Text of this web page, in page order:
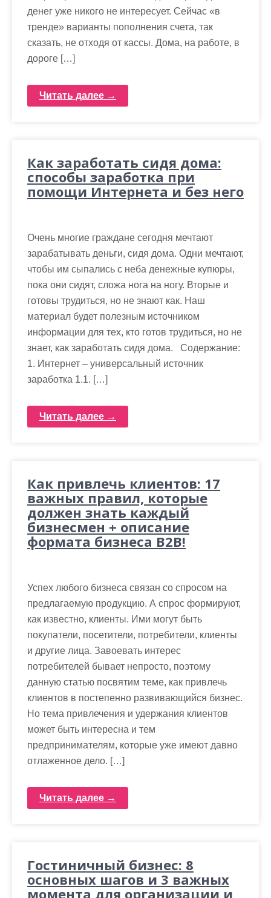
денег уже никого не интересует. Сейчас «в
тренде» варианты пополнения счета, так
сказать, не отходя от кассы. Дома, на работе, в
дороге […]
Читать далее →
Как заработать сидя дома:
способы заработка при
помощи Интернета и без него
Очень многие граждане сегодня мечтают
зарабатывать деньги, сидя дома. Одни мечтают,
чтобы им сыпались с неба денежные купюры,
пока они сидят, сложа нога на ногу. Вторые и
готовы трудиться, но не знают как. Наш
материал будет полезным источником
информации для тех, кто готов трудиться, но не
знает, как заработать сидя дома. Содержание:
1. Интернет – универсальный источник
заработка 1.1. […]
Читать далее →
Как привлечь клиентов: 17
важных правил, которые
должен знать каждый
бизнесмен + описание
формата бизнеса B2B!
Успех любого бизнеса связан со спросом на
предлагаемую продукцию. А спрос формируют,
как известно, клиенты. Ими могут быть
покупатели, посетители, потребители, клиенты
и другие лица. Завоевать интерес
потребителей бывает непросто, поэтому
данную статью посвятим теме, как привлечь
клиентов в постепенно развивающийся бизнес.
Но тема привлечения и удержания клиентов
может быть интересна и тем
предпринимателям, которые уже имеют давно
отлаженное дело. […]
Читать далее →
Гостиничный бизнес: 8
основных шагов и 3 важных
момента для организации и